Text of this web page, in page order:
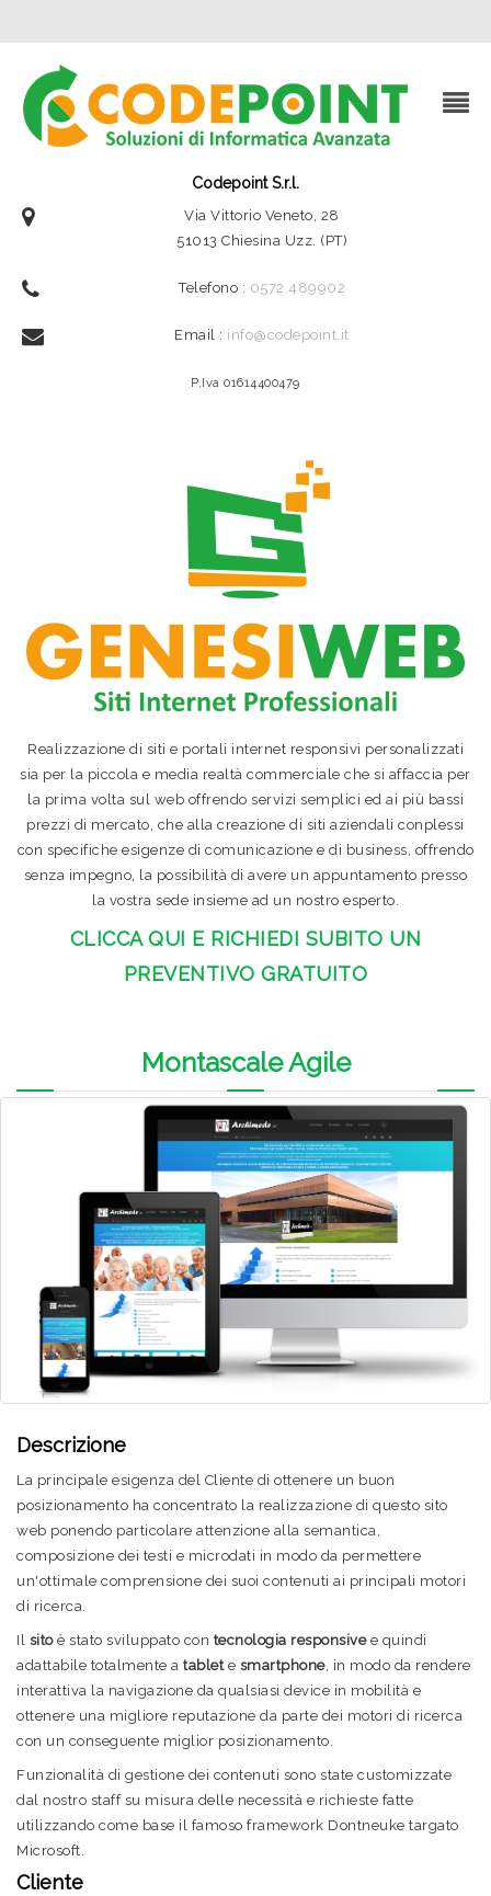
Codepoint S.r.l.
Via Vittorio Veneto, 28
51013 Chiesina Uzz. (PT)
Telefono : 0572.489902
Email : info@codepoint.it
P.Iva 01614400479
Realizzazione di siti e portali internet responsivi personalizzati
sia per la piccola e media realtà commerciale che si affaccia per
la prima volta sul web offrendo servizi semplici ed ai più bassi
prezzi di mercato, che alla creazione di siti aziendali conplessi
con specifiche esigenze di comunicazione e di business, offrendo
senza impegno, la possibilità di avere un appuntamento presso
la vostra sede insieme ad un nostro esperto.
CLICCA QUI E RICHIEDI SUBITO UN
PREVENTIVO GRATUITO
Montascale Agile
Descrizione
La principale esigenza del Cliente di ottenere un buon
posizionamento ha concentrato la realizzazione di questo sito
web ponendo particolare attenzione alla semantica,
composizione dei testi e microdati in modo da permettere
un'ottimale comprensione dei suoi contenuti ai principali motori
di ricerca.
Il sitoè stato sviluppato con tecnologia responsivee quindi
adattabile totalmente a tablete smartphone, in modo da rendere
interattiva la navigazione da qualsiasi device in mobilità e
ottenere una migliore reputazione da parte dei motori di ricerca
con un conseguente miglior posizionamento.
Funzionalità di gestione dei contenuti sono state customizzate
dal nostro staff su misura delle necessità e richieste fatte
utilizzando come base il famoso framework Dontneuke targato
Microsoft.
Cliente